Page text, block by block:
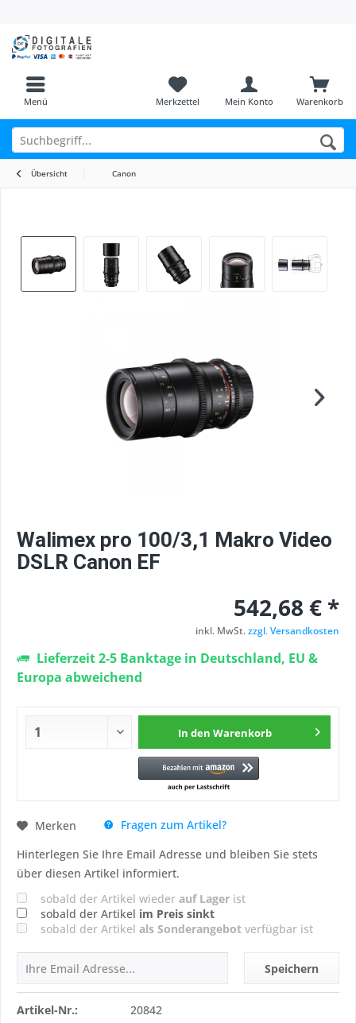
Menü Warenkorb
Merkzettel Mein Konto
Übersicht Canon
Walimex pro 100/3,1 Makro Video
DSLR Canon EF
542,68 € *
inkl. MwSt.zzgl. Versandkosten
Lieferzeit 2-5 Banktage in Deutschland, EU &
Europa abweichend
In den Warenkorb
Merken
Fragen zum Artikel?
Hinterlegen Sie Ihre Email Adresse und bleiben Sie stets
über diesen Artikel informiert.
sobald der Artikel wieder auf Lager ist
sobald der Artikel im Preis sinkt
sobald der Artikel als Sonderangebot verfügbar ist
Speichern
Artikel-Nr.:
20842